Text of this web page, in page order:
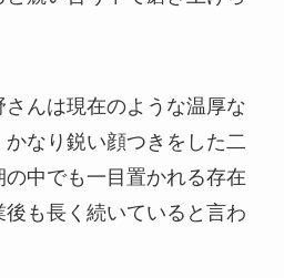
んは現在のような温厚な
なり鋭い顔つきをした二
中でも一目置かれる存在
も長く続いていると言わ